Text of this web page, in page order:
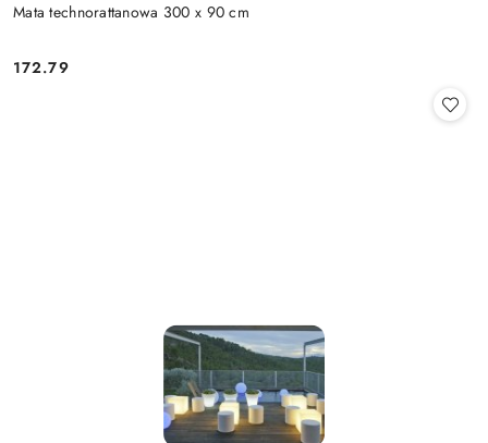
Mata technorattanowa 300 x 90 cm
Cena:
172.79